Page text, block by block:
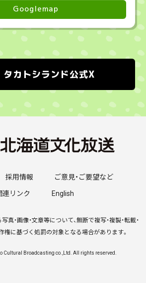
Googlemap
タカトシランド公式X
採用情報 ご意見・ご要望など
連リンク English
・画像・文章等について、無断で複写・複製・転載・
権に基づく処罰の対象となる場合があります。
Cultural Broadcasting co.,Ltd. All rights reserved.